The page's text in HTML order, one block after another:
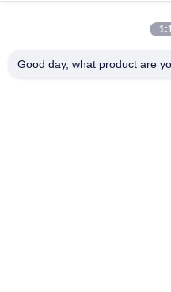
ASTM DIN มาตรฐานความดัน
Good day, what product are